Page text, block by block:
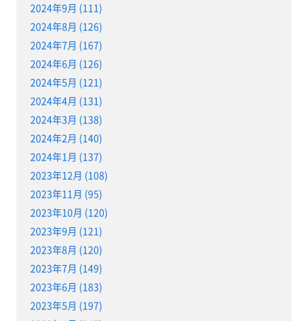
2024年9月 (111)
2024年8月 (126)
2024年7月 (167)
2024年6月 (126)
2024年5月 (121)
2024年4月 (131)
2024年3月 (138)
2024年2月 (140)
2024年1月 (137)
2023年12月 (108)
2023年11月 (95)
2023年10月 (120)
2023年9月 (121)
2023年8月 (120)
2023年7月 (149)
2023年6月 (183)
2023年5月 (197)